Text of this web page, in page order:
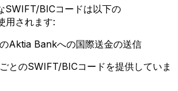
SWIFT/BICコードは以下の
用されます:
Aktia Bankへの国際送金の送信
とのSWIFT/BICコードを提供していま